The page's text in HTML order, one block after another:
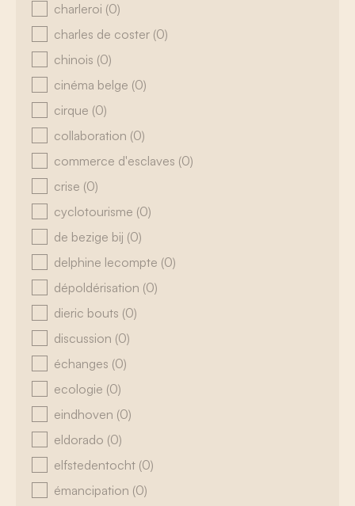
charleroi (0)
charles de coster (0)
chinois (0)
cinéma belge (0)
cirque (0)
collaboration (0)
commerce d'esclaves (0)
crise (0)
cyclotourisme (0)
de bezige bij (0)
delphine lecompte (0)
dépoldérisation (0)
dieric bouts (0)
discussion (0)
échanges (0)
ecologie (0)
eindhoven (0)
eldorado (0)
elfstedentocht (0)
émancipation (0)